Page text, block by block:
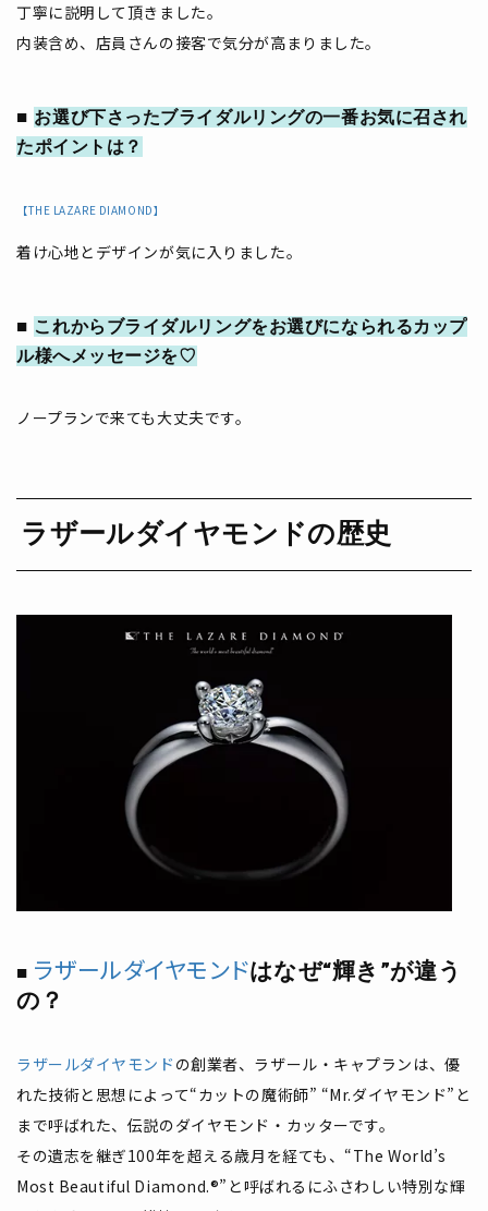
丁寧に説明して頂きました。
内装含め、店員さんの接客で気分が高まりました。
お選び下さったブライダルリングの一番お気に召され
たポイントは？
【THE LAZARE DIAMOND】
着け心地とデザインが気に入りました。
これからブライダルリングをお選びになられるカップ
ル様へメッセージを♡
ノープランで来ても大丈夫です。
ラザールダイヤモンドの歴史
ラザールダイヤモンドはなぜ“輝き”が違う
の？
ラザールダイヤモンド の創業者、ラザール・キャプランは、優
れた技術と思想によって“カットの魔術師” “Mr.ダイヤモンド”と
まで呼ばれた、伝説のダイヤモンド・カッターです。
その遺志を継ぎ100年を超える歳月を経ても、“The World’s
Most Beautiful Diamond.®”と呼ばれるにふさわしい特別な輝